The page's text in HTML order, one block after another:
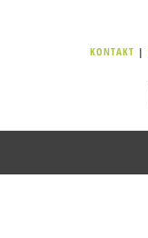
KONTAKT |